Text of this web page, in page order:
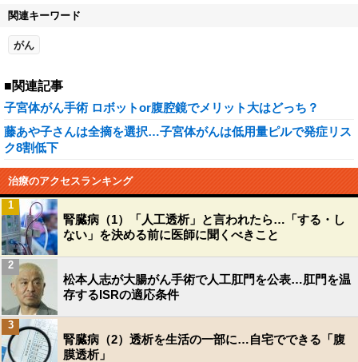
関連キーワード
がん
■関連記事
子宮体がん手術 ロボットor腹腔鏡でメリット大はどっち？
藤あや子さんは全摘を選択…子宮体がんは低用量ピルで発症リス
ク8割低下
治療のアクセスランキング
腎臓病（1）「人工透析」と言われたら…「する・し
ない」を決める前に医師に聞くべきこと
1
松本人志が大腸がん手術で人工肛門を公表…肛門を温
存するISRの適応条件
2
腎臓病（2）透析を生活の一部に…自宅でできる「腹
膜透析」
3